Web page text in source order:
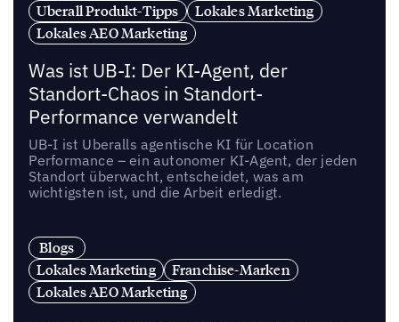
Uberall Produkt-Tipps
Lokales Marketing
Lokales AEO Marketing
Was ist UB-I: Der KI-Agent, der
Standort-Chaos in Standort-
Performance verwandelt
UB-I ist Uberalls agentische KI für Location
Performance – ein autonomer KI-Agent, der jeden
Standort überwacht, entscheidet, was am
wichtigsten ist, und die Arbeit erledigt.
Blogs
Lokales Marketing
Franchise-Marken
Lokales AEO Marketing